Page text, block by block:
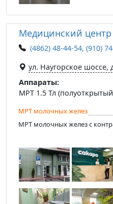
Медицинский центр
(4862) 48-44-54, (910)
ул. Наугорское шоссе,
Аппараты:
МРТ 1.5 Тл
МРТ молочных желез
МРТ молочных желез с